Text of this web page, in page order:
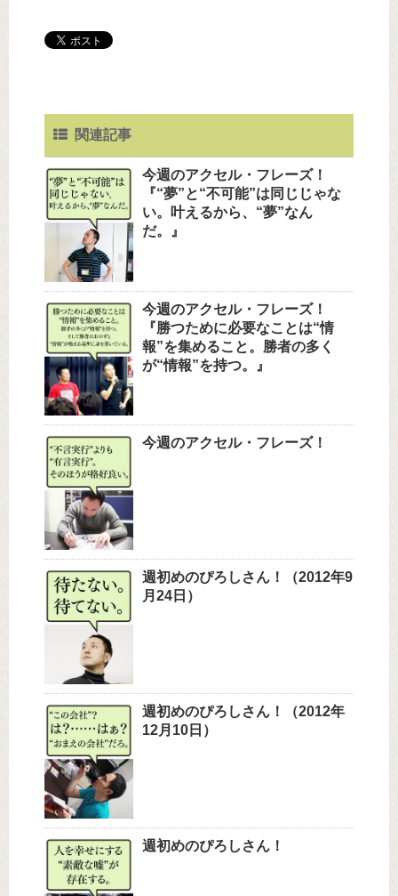
関連記事
今週のアクセル・フレーズ！
『“夢”と“不可能”は同じじゃな
い。叶えるから、“夢”なん
だ。』
今週のアクセル・フレーズ！
『勝つために必要なことは“情
報”を集めること。勝者の多く
が“情報”を持つ。』
今週のアクセル・フレーズ！
週初めのぴろしさん！（2012年9
月24日）
週初めのぴろしさん！（2012年
12月10日）
週初めのぴろしさん！